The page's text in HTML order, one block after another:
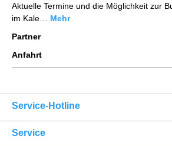
Aktuelle Termine und die Möglichkeit zur
im Kale… Mehr
Partner
Anfahrt
Service-Hotline
Service